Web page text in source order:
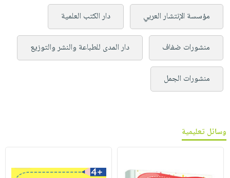
مؤسسة الإنتشار العربي دار الكتب العلمية
منشورات ضفاف دار المدى للطباعة والنشر والتوزيع
منشورات الجمل
وسائل تعليمية